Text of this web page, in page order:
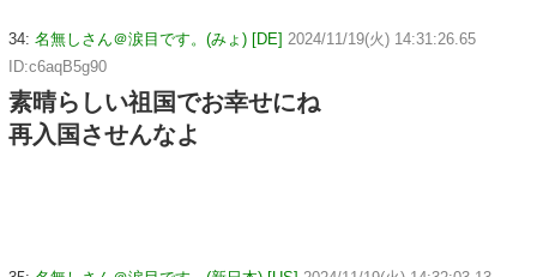
34: 名無しさん＠涙目です。(みょ) [DE] 2024/11/19(火) 14:31:26.65
ID:c6aqB5g90
素晴らしい祖国でお幸せにね
再入国させんなよ